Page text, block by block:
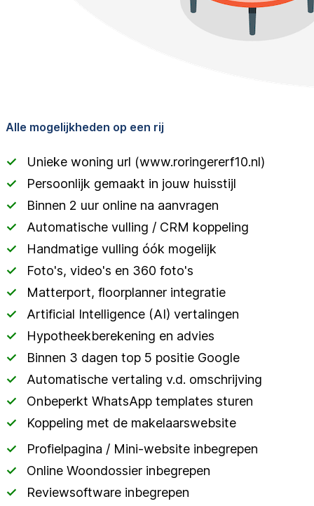
Alle mogelijkheden op een rij
Unieke woning url (www.roringererf10.nl)
Persoonlijk gemaakt in jouw huisstijl
Binnen 2 uur online na aanvragen
Automatische vulling / CRM koppeling
Handmatige vulling óók mogelijk
Foto's, video's en 360 foto's
Matterport, floorplanner integratie
Artificial Intelligence (AI) vertalingen
Hypotheekberekening en advies
Binnen 3 dagen top 5 positie Google
Automatische vertaling v.d. omschrijving
Onbeperkt WhatsApp templates sturen
Koppeling met de makelaarswebsite
Profielpagina / Mini-website inbegrepen
Online Woondossier inbegrepen
Reviewsoftware inbegrepen